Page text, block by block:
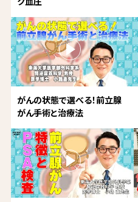
がんの状態で選べる！前立腺
がん手術と治療法